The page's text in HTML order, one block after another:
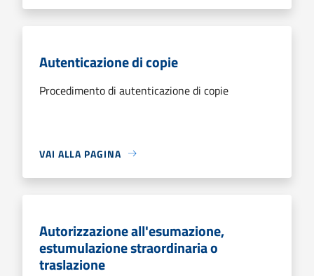
Autenticazione di copie
Procedimento di autenticazione di copie
VAI ALLA PAGINA
Autorizzazione all'esumazione,
estumulazione straordinaria o
traslazione